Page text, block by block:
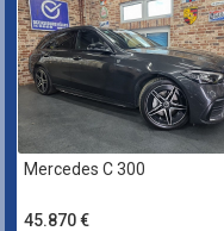
Mercedes C 300
45.870 €